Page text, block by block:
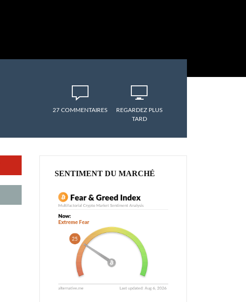
27 COMMENTAIRES
REGARDEZ PLUS
TARD
SENTIMENT DU MARCHÉ